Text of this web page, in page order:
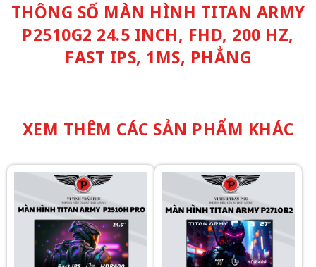
THÔNG SỐ MÀN HÌNH TITAN ARMY
P2510G2 24.5 INCH, FHD, 200 HZ,
FAST IPS, 1MS, PHẲNG
XEM THÊM CÁC SẢN PHẨM KHÁC